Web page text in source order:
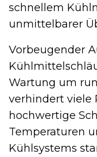
schnellem
unmittelbarer
Vorbeugender
Wartung um
verhindert viele
hochwertige
Temperaturen
Kühlsystems